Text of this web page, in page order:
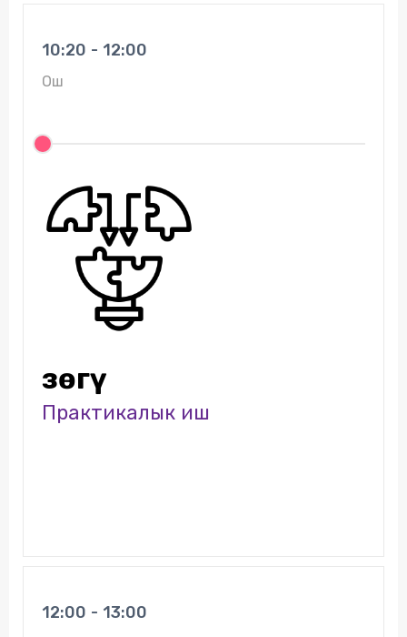
10:20 - 12:00
Ош
Өзөгү
Практикалык иш
12:00 - 13:00